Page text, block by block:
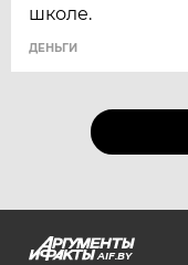
школе.
ДЕНЬГИ
AIF.BY